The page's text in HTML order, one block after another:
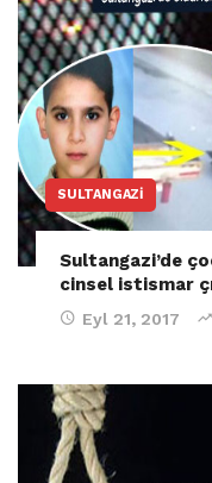
SULTANGAZI
Sultangazi’de
cinsel istismar
Eyl 21, 2017